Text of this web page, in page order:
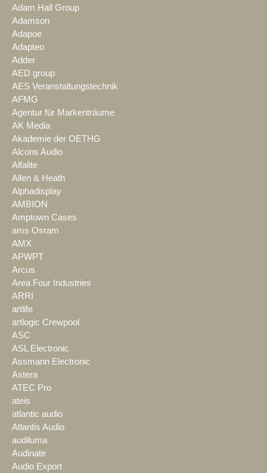
Adam Hall Group
Adamson
Adapoe
Adapteo
Adder
AED group
AES Veranstaltungstechnik
AFMG
Agentur für Markenträume
AK Media
Akademie der OETHG
Alcons Audio
Alfalite
Allen & Heath
Alphadisplay
AMBION
Amptown Cases
ams Osram
AMX
APWPT
Arcus
Area Four Industries
ARRI
artlife
artlogic Crewpool
ASC
ASL Electronic
Assmann Electronic
Astera
ATEC Pro
ateis
atlantic audio
Atlantis Audio
audiluma
Audinate
Audio Export